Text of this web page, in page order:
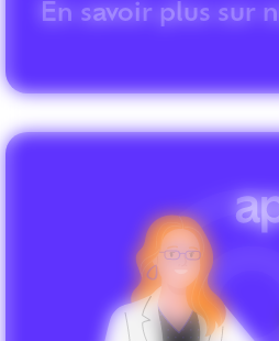
En savoir plus sur